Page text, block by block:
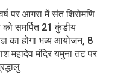
पर आगरा में संत शिरोमणि
को समर्पित 21 कुंडीय
का होगा भव्य आयोजन, 8
महादेव मंदिर यमुना तट पर